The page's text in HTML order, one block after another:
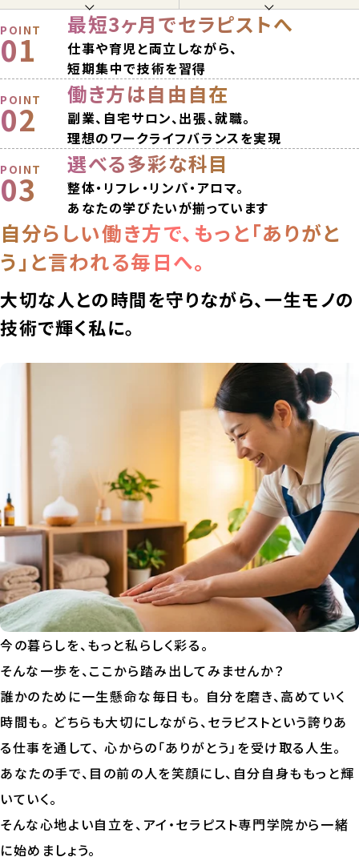
POINT
01
最短3ヶ月でセラピストへ
仕事や育児と両立しながら、
短期集中で技術を習得
POINT
02
働き方は自由自在
副業、自宅サロン、出張、就職。
理想のワークライフバランスを実現
POINT
03
選べる多彩な科目
整体・リフレ・リンパ・アロマ。
あなたの学びたいが揃っています
自分らしい働き方で、もっと「ありがと
う」と言われる毎日へ。
大切な人との時間を守りながら、一生モノの
技術で輝く私に。
今の暮らしを、もっと私らしく彩る。
そんな一歩を、ここから踏み出してみませんか？
誰かのために一生懸命な毎日も。 自分を磨き、高めていく
時間も。 どちらも大切にしながら、セラピストという誇りあ
る仕事を通して、 心からの「ありがとう」を受け取る人生。
あなたの手で、目の前の人を笑顔にし、自分自身ももっと輝
いていく。
そんな心地よい自立を、アイ・セラピスト専門学院から一緒
に始めましょう。